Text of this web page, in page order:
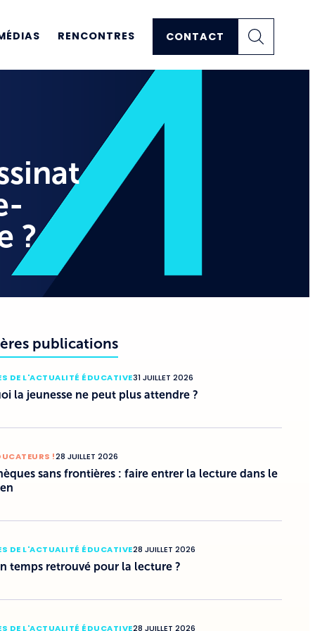
RENCONTRES CONTACT
?
publications
DE L'ACTUALITÉ ÉDUCATIVE31 JUILLET 2026
la jeunesse ne peut plus attendre ?
!28 JUILLET 2026
sans frontières : faire entrer la lecture dans le
DE L'ACTUALITÉ ÉDUCATIVE28 JUILLET 2026
temps retrouvé pour la lecture ?
DE L'ACTUALITÉ ÉDUCATIVE28 JUILLET 2026